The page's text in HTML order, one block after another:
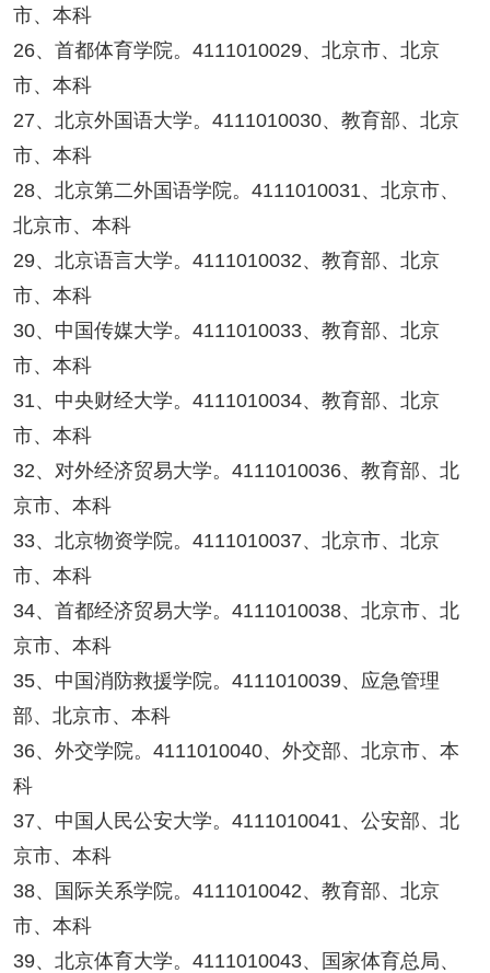
市、本科
26、首都体育学院。4111010029、北京市、北京
市、本科
27、北京外国语大学。4111010030、教育部、北京
市、本科
28、北京第二外国语学院。4111010031、北京市、
北京市、本科
29、北京语言大学。4111010032、教育部、北京
市、本科
30、中国传媒大学。4111010033、教育部、北京
市、本科
31、中央财经大学。4111010034、教育部、北京
市、本科
32、对外经济贸易大学。4111010036、教育部、北
京市、本科
33、北京物资学院。4111010037、北京市、北京
市、本科
34、首都经济贸易大学。4111010038、北京市、北
京市、本科
35、中国消防救援学院。4111010039、应急管理
部、北京市、本科
36、外交学院。4111010040、外交部、北京市、本
科
37、中国人民公安大学。4111010041、公安部、北
京市、本科
38、国际关系学院。4111010042、教育部、北京
市、本科
39、北京体育大学。4111010043、国家体育总局、